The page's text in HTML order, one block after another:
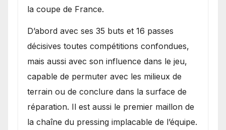
la coupe de France.
D’abord avec ses 35 buts et 16 passes
décisives toutes compétitions confondues,
mais aussi avec son influence dans le jeu,
capable de permuter avec les milieux de
terrain ou de conclure dans la surface de
réparation. Il est aussi le premier maillon de
la chaîne du pressing implacable de l’équipe.